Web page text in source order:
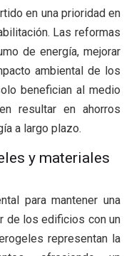
en una prioridad en
Las reformas
de energía, mejorar
ambiental de los
benefician al medio
resultar en ahorros
a largo plazo.
y materiales
para mantener una
de los edificios con un
representan la